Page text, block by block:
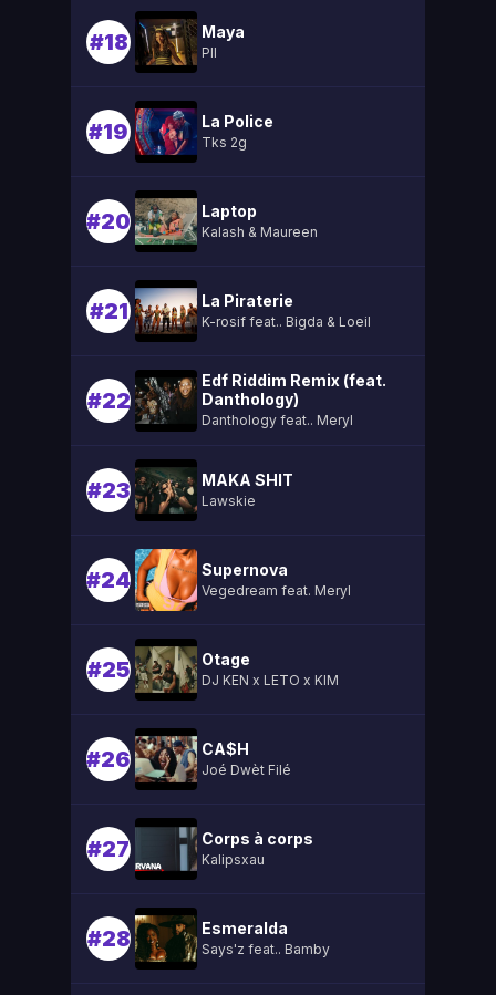
#18 Maya
Pll
#19 La Police
Tks 2g
#20 Laptop
Kalash & Maureen
#21 La Piraterie
K-rosif feat.. Bigda & Loeil
#22
Edf Riddim Remix (feat.
Danthology)
Danthology feat.. Meryl
#23 MAKA SHIT
Lawskie
#24 Supernova
Vegedream feat. Meryl
#25 Otage
DJ KEN x LETO x KIM
#26 CA$H
Joé Dwèt Filé
#27 Corps à corps
Kalipsxau
#28 Esmeralda
Says'z feat.. Bamby